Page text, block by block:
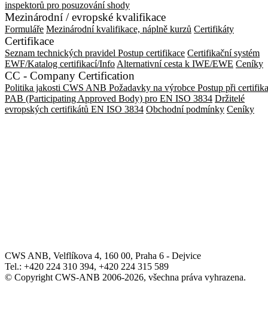
inspektorů pro posuzování shody
Mezinárodní / evropské kvalifikace
Formuláře Mezinárodní kvalifikace, náplně kurzů Certifikáty
Certifikace
Seznam technických pravidel Postup certifikace Certifikační systém
EWF/Katalog certifikací/Info Alternativní cesta k IWE/EWE Ceníky
CC - Company Certification
Politika jakosti CWS ANB Požadavky na výrobce Postup při
PAB (Participating Approved Body) pro EN ISO 3834 Držitelé
evropských certifikátů EN ISO 3834 Obchodní podmínky Ceníky
CWS ANB, Velflíkova 4, 160 00, Praha 6 - Dejvice
Tel.: +420 224 310 394, +420 224 315 589
© Copyright CWS-ANB 2006-2026, všechna práva vyhrazena.